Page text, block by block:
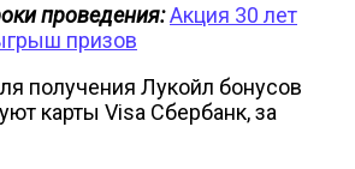
проведения:Акция 30 лет
призов
получения Лукойл бонусов
карты Visa Сбербанк, за